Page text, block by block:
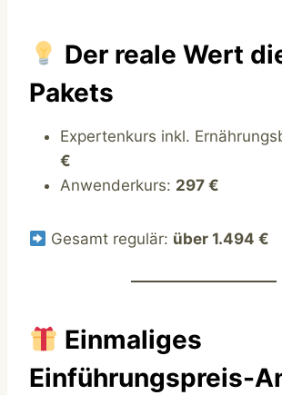
Der reale Wert
Pakets
Expertenkurs inkl.
€
Anwenderkurs: 297 €
Gesamt regulär: über 1.494 €
Einmaliges
Einführungspreis-